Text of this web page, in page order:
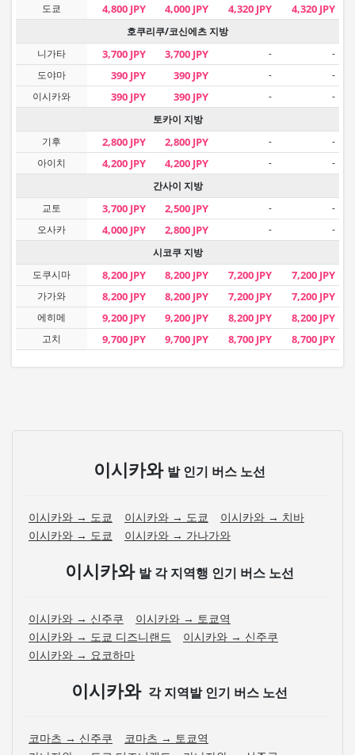
도쿄 4,800 JPY 4,000 JPY 4,320 JPY 4,320 JPY
호쿠리쿠/코신에츠 지방
니가타
3,700 JPY 3,700 JPY -
-
도야마
390 JPY 390 JPY -
-
이시카와
390 JPY 390 JPY -
-
토카이 지방
기후
2,800 JPY 2,800 JPY -
-
아이치
4,200 JPY 4,200 JPY -
-
간사이 지방
교토
3,700 JPY 2,500 JPY -
-
오사카
4,000 JPY 2,800 JPY -
-
시코쿠 지방
도쿠시마
8,200 JPY 8,200 JPY 7,200 JPY 7,200 JPY
가가와 8,200 JPY 8,200 JPY 7,200 JPY 7,200 JPY
에히메 9,200 JPY 9,200 JPY 8,200 JPY 8,200 JPY
고치 9,700 JPY 9,700 JPY 8,700 JPY 8,700 JPY
이시카와 발 인기 버스 노선
이시카와 → 도쿄 이시카와 → 도쿄
이시카와 → 치바
이시카와 → 도쿄
이시카와 → 가나가와
이시카와 발 각 지역행 인기 버스 노선
이시카와 → 신주쿠
이시카와 → 토쿄역
이시카와 → 도쿄 디즈니랜드
이시카와 → 신주쿠
이시카와 → 요코하마
이시카와 각 지역발 인기 버스 노선
코마츠 → 신주쿠
코마츠 → 토쿄역